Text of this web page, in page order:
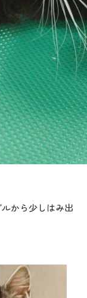
から少しはみ出